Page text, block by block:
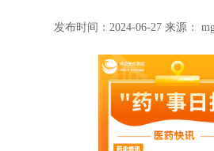
发布时间：2024-06-27 来源：